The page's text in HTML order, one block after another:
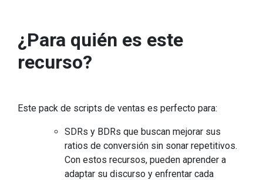
¿Para quién es este
recurso?
Este pack de scripts de ventas es perfecto para:
SDRs y BDRs que buscan mejorar sus
ratios de conversión sin sonar repetitivos.
Con estos recursos, pueden aprender a
adaptar su discurso y enfrentar cada